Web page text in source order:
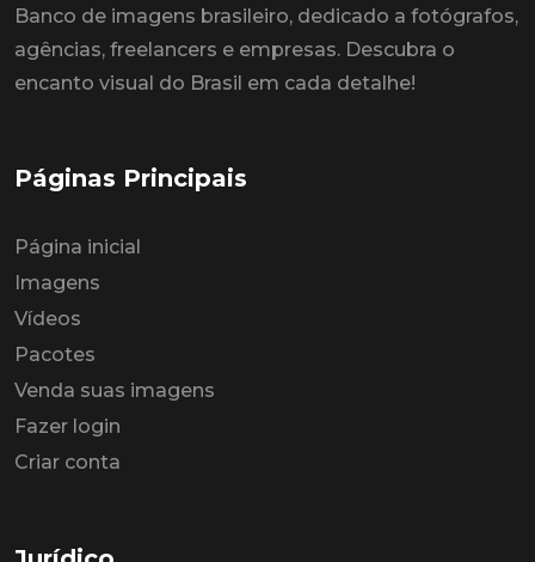
Banco de imagens brasileiro, dedicado a fotógrafos,
agências, freelancers e empresas. Descubra o
encanto visual do Brasil em cada detalhe!
Páginas Principais
Página inicial
Imagens
Vídeos
Pacotes
Venda suas imagens
Fazer login
Criar conta